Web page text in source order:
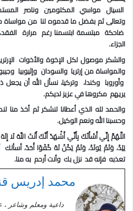
السيال مواسي المكلومين وناصر
وتعالى ثم بفضل ما قدموه لنا من
ضاحكة مبتسمة ابتسمنا رغم مرارة الفقد،
الجزاء.
والشكر موصول لكل الإخوة والأخوات
والمواساة من إرتريا والسودان وإثيوبيا
وأوروبا وكندا، وتركيا، نسأل الله أن
يريهم مكروها في عزيز لديكم.
والحمد لله الذي أعطانا لنشكر ثم أخذ منا
وحسبنا الله ونعم الوكيل.
اللَّهُمَّ إِنِّي أَسْأَلُكَ بِأَنِّي أَشْهَدُ أَنَّكَ أَنْتَ اللَّهُ لَا
يَلِدْ، وَلَمْ يُولَدْ، وَلَمْ يَكُنْ لَهُ كُفُوًا أَحَدٌ،
تعذبه فإنه قد نزل بك وأنت أرحم به منا.
محمد إدريس
داعية ومعلم وشاعر ،